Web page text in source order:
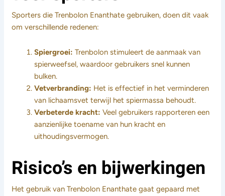
Sporters die Trenbolon Enanthate gebruiken, doen dit vaak
om verschillende redenen:
Spiergroei: Trenbolon stimuleert de aanmaak van
spierweefsel, waardoor gebruikers snel kunnen
bulken.
Vetverbranding: Het is effectief in het verminderen
van lichaamsvet terwijl het spiermassa behoudt.
Verbeterde kracht: Veel gebruikers rapporteren een
aanzienlijke toename van hun kracht en
uithoudingsvermogen.
Risico’s en bijwerkingen
Het gebruik van Trenbolon Enanthate gaat gepaard met